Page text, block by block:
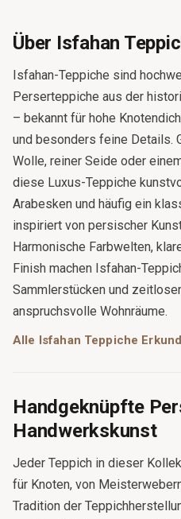
Über Isfahan
Isfahan-Teppiche sind
Perserteppiche aus der
– bekannt für hohe
und besonders feine Details.
Wolle, reiner Seide oder
diese Luxus-Teppiche
Arabesken und häufig ein
inspiriert von persischer
Harmonische Farbwelten,
Finish machen Isfahan-
Sammlerstücken und
anspruchsvolle Wohnräume.
Alle Isfahan Teppiche
Handgeknüpfte
Handwerkskunst
Jeder Teppich in dieser
für Knoten, von
Tradition der